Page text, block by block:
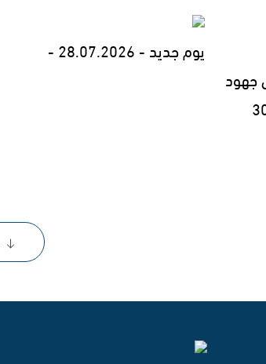
جهود
يوم جديد - 28.07.2026 -